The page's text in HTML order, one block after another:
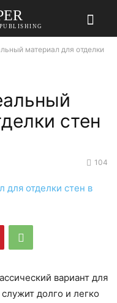
материал для отделки
стен
104
вариант для
долго и легко